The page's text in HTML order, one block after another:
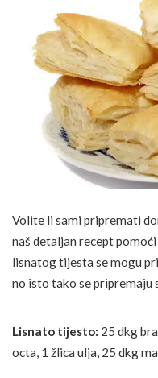
Volite li sami pripremati
naš detaljan recept
lisnatog tijesta se mogu
no isto tako se pripremaju
Lisnato tijesto: 25 dkg
octa, 1 žlica ulja, 25 dkg